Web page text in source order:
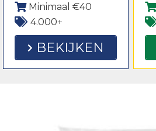
Minimaal €40
4.000+
BEKIJKEN